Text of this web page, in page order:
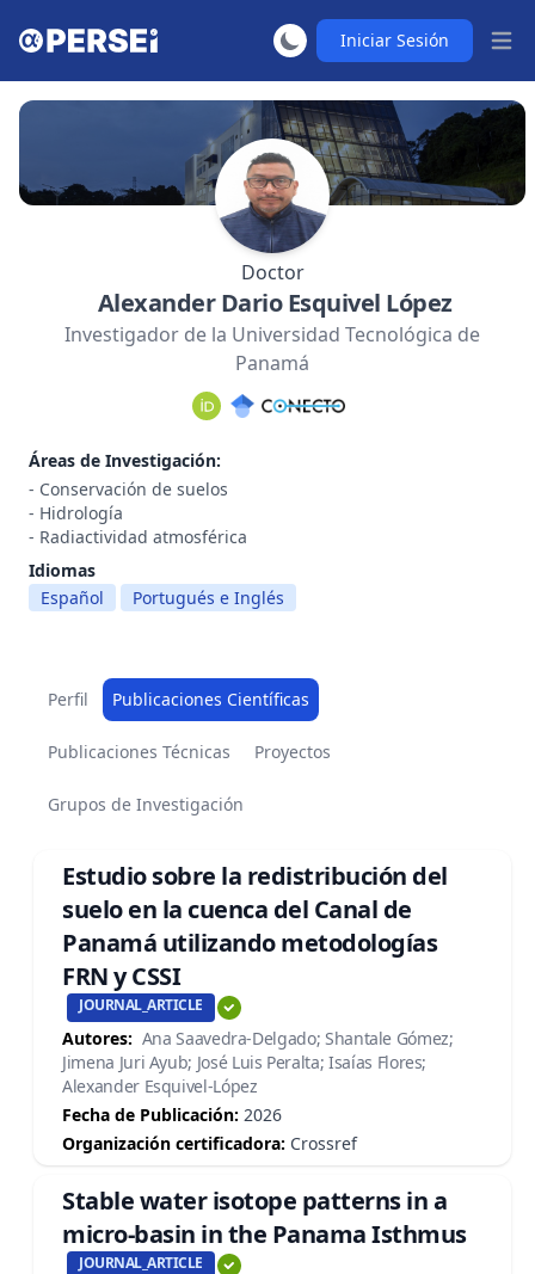
Iniciar Sesión Abrir
Doctor
Alexander Dario Esquivel López
Investigador de la Universidad Tecnológica de
Panamá
Áreas de Investigación:
- Conservación de suelos
- Hidrología
- Radiactividad atmosférica
Idiomas
Español
Portugués e Inglés
Perfil Publicaciones Científicas
Publicaciones Técnicas Proyectos
Grupos de Investigación
Estudio sobre la redistribución del
suelo en la cuenca del Canal de
Panamá utilizando metodologías
FRN y CSSI
JOURNAL_ARTICLE
Autores: Ana Saavedra-Delgado; Shantale Gómez;
Jimena Juri Ayub; José Luis Peralta; Isaías Flores;
Alexander Esquivel-López
Fecha de Publicación: 2026
Organización certificadora: Crossref
Stable water isotope patterns in a
micro-basin in the Panama Isthmus
JOURNAL_ARTICLE